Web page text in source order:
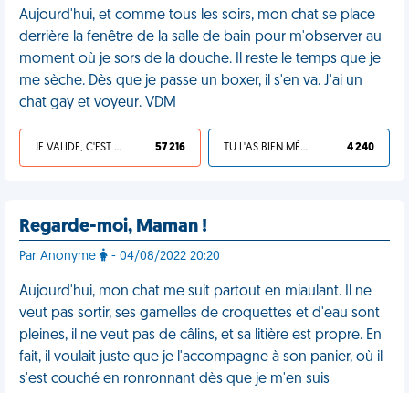
Aujourd'hui, et comme tous les soirs, mon chat se place
derrière la fenêtre de la salle de bain pour m'observer au
moment où je sors de la douche. Il reste le temps que je
me sèche. Dès que je passe un boxer, il s'en va. J'ai un
chat gay et voyeur. VDM
JE VALIDE, C'EST UNE VDM 57 216 TU L'AS BIEN MÉRITÉ 4 240
Regarde-moi, Maman !
Par Anonyme - 04/08/2022 20:20
Aujourd'hui, mon chat me suit partout en miaulant. Il ne
veut pas sortir, ses gamelles de croquettes et d'eau sont
pleines, il ne veut pas de câlins, et sa litière est propre. En
fait, il voulait juste que je l'accompagne à son panier, où il
s'est couché en ronronnant dès que je m'en suis